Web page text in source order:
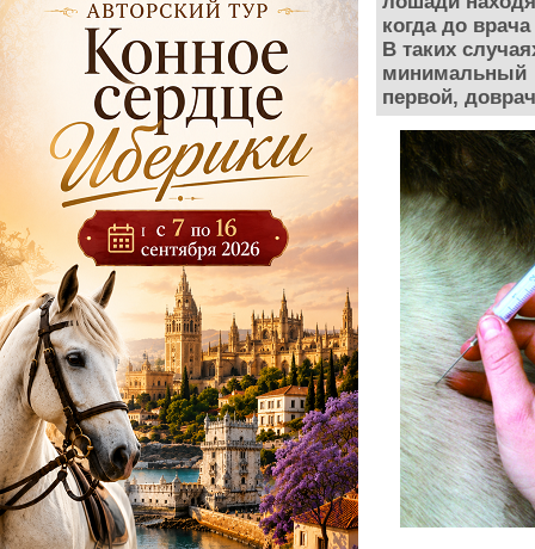
когда до
В таких
минимальный
первой,